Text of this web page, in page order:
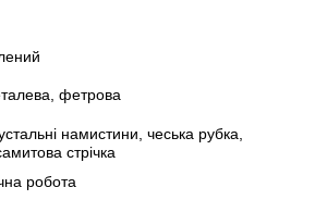
фетрова
намистини, чеська рубка,
стрічка
робота